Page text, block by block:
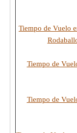
Tiempo de Vuelo
Tiempo de
Tiempo de